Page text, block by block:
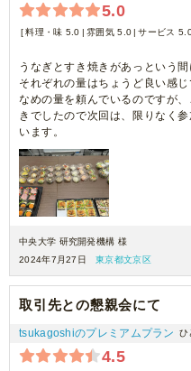
5.0
料理・味 5.0 雰囲気 5.0 サービス
うなぎとすき焼きがあっという
それぞれの量はちょうど良い感
なめの量を頼んでいるのですが
きでしたので次回は、限りなく
います。
中央大学 研究開発機構 様
2024年7月27日
東京都文京区
取引先との懇親会にて
tsukagoshiのプレミアムプラン ひ
4.5